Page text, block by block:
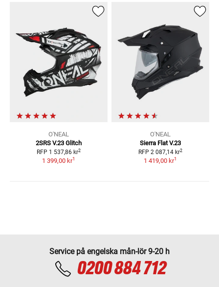
O'NEAL
2SRS V.23 Glitch
RFP 1 537,86 kr2
1 399,00 kr1
O'NEAL
Sierra Flat V.23
RFP 2 087,14 kr2
1 419,00 kr1
Service på engelska mån-lör 9-20 h
0200 884 712